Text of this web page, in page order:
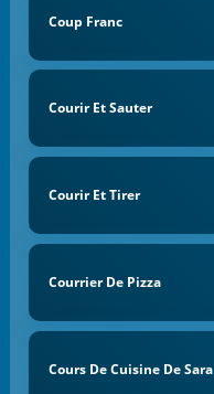
Coup Franc
Courir Et Sauter
Courir Et Tirer
Courrier De Pizza
Cours De Cuisine De Sara